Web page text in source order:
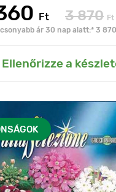
Ft 3 870 Ft
ár 30 nap alatt:* 3
Ellenőrizze a